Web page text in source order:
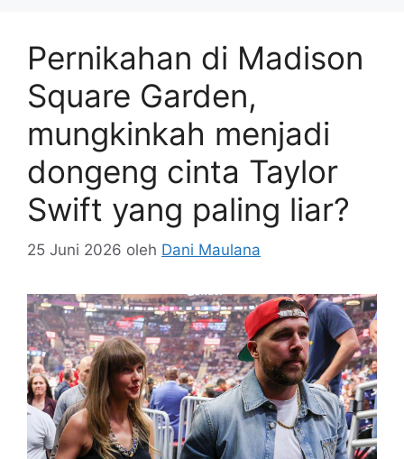
Pernikahan di Madison
Square Garden,
mungkinkah menjadi
dongeng cinta Taylor
Swift yang paling liar?
25 Juni 2026 oleh Dani Maulana